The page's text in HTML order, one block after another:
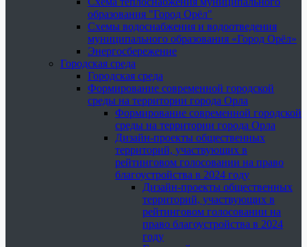
образования "Город Орёл"
Схемы водоснабжения и водоотведения
муниципального образования «Город Орёл»
Энергосбережение
Городская среда
Городская среда
Формирование современной городской
среды на территории города Орла
Формирование современной городской
среды на территории города Орла
Дизайн-проекты общественных
территорий, участвующих в
рейтинговом голосовании на право
благоустройства в 2024 году
Дизайн-проекты общественных
территорий, участвующих в
рейтинговом голосовании на
право благоустройства в 2024
году